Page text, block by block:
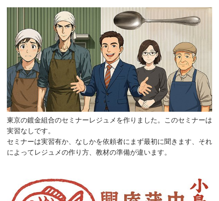
東京の鍍金組合のセミナーレジュメを作りました。このセミナーは
実習なしです。
セミナーは実習有か、なしかを依頼者にまず最初に聞きます、それ
によってレジュメの作り方、教材の準備が違います。